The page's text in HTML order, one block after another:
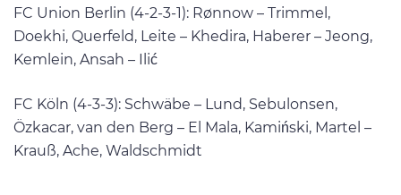
FC Union Berlin (4-2-3-1): Rønnow – Trimmel,
Doekhi, Querfeld, Leite – Khedira, Haberer – Jeong,
Kemlein, Ansah – Ilić
FC Köln (4-3-3): Schwäbe – Lund, Sebulonsen,
Özkacar, van den Berg – El Mala, Kamiński, Martel –
Krauß, Ache, Waldschmidt